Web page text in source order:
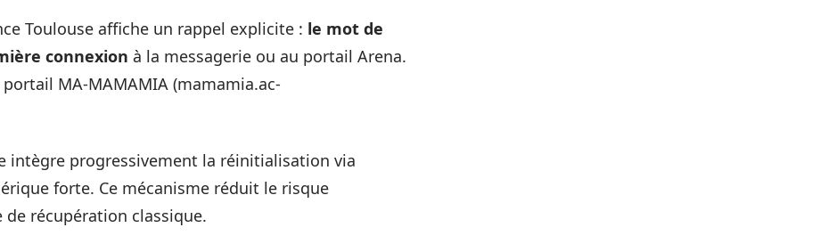
Toulouse affiche un rappel explicite : le mot de
connexion à la messagerie ou au portail Arena.
MA-MAMAMIA (mamamia.ac-
intègre progressivement la réinitialisation via
forte. Ce mécanisme réduit le risque
de récupération classique.